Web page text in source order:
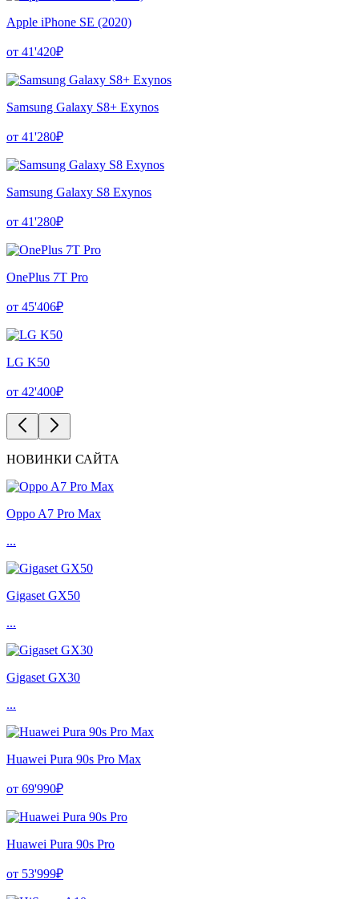
Apple iPhone SE (2020)
от 41'420₽
Samsung Galaxy S8+ Exynos
от 41'280₽
Samsung Galaxy S8 Exynos
от 41'280₽
OnePlus 7T Pro
от 45'406₽
LG K50
от 42'400₽
НОВИНКИ САЙТА
Oppo A7 Pro Max
...
Gigaset GX50
...
Gigaset GX30
...
Huawei Pura 90s Pro Max
от 69'990₽
Huawei Pura 90s Pro
от 53'999₽